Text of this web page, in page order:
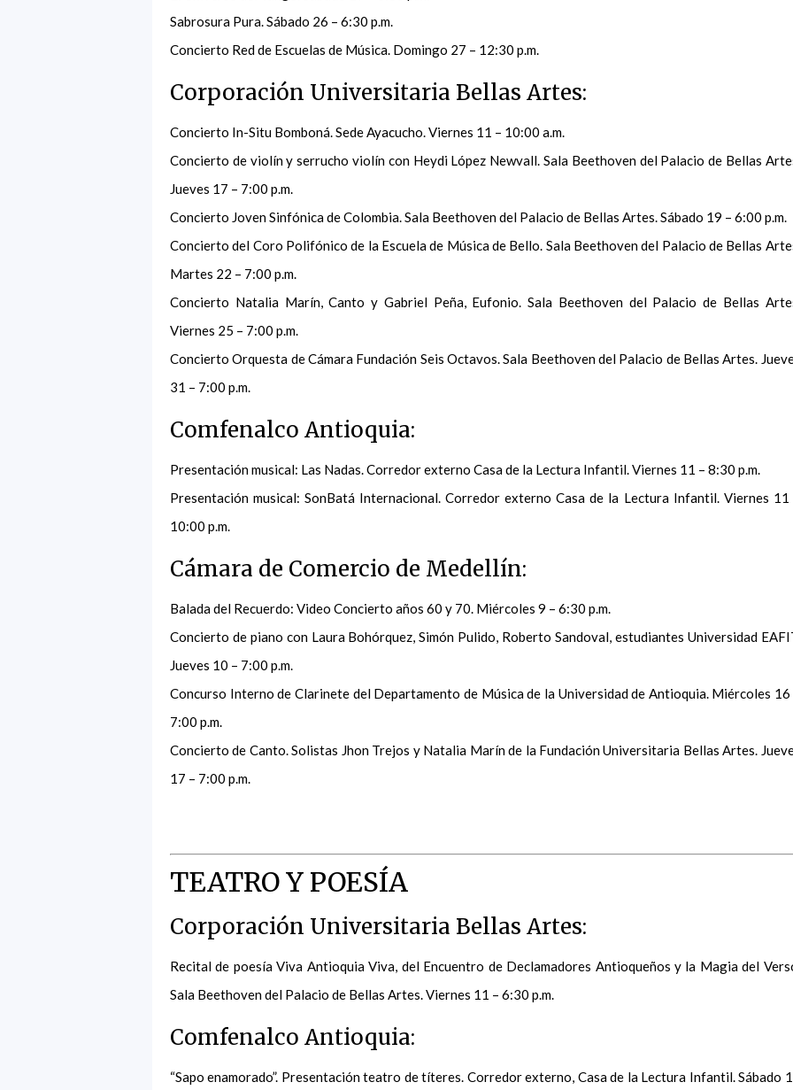
Sabrosura Pura. Sábado 26 – 6:30 p.m.
Concierto Red de Escuelas de Música. Domingo 27 – 12:30 p.m.
Corporación Universitaria Bellas Artes:
Concierto In-Situ Bomboná. Sede Ayacucho. Viernes 11 – 10:00 a.m.
Concierto de violín y serrucho violín con Heydi López Newvall. Sala Beethoven del Palacio de Bellas
Jueves 17 – 7:00 p.m.
Concierto Joven Sinfónica de Colombia. Sala Beethoven del Palacio de Bellas Artes. Sábado 19 – 6:00 p.m.
Concierto del Coro Polifónico de la Escuela de Música de Bello. Sala Beethoven del Palacio de Bellas
Martes 22 – 7:00 p.m.
Concierto Natalia Marín, Canto y Gabriel Peña, Eufonio. Sala Beethoven del Palacio de Bellas
Viernes 25 – 7:00 p.m.
Concierto Orquesta de Cámara Fundación Seis Octavos. Sala Beethoven del Palacio de Bellas Artes.
31 – 7:00 p.m.
Comfenalco Antioquia:
Presentación musical: Las Nadas. Corredor externo Casa de la Lectura Infantil. Viernes 11 – 8:30 p.m.
Presentación musical: SonBatá Internacional. Corredor externo Casa de la Lectura Infantil. Viernes 11
10:00 p.m.
Cámara de Comercio de Medellín:
Balada del Recuerdo: Video Concierto años 60 y 70. Miércoles 9 – 6:30 p.m.
Concierto de piano con Laura Bohórquez, Simón Pulido, Roberto Sandoval, estudiantes Universidad
Jueves 10 – 7:00 p.m.
Concurso Interno de Clarinete del Departamento de Música de la Universidad de Antioquia. Miércoles 16
7:00 p.m.
Concierto de Canto. Solistas Jhon Trejos y Natalia Marín de la Fundación Universitaria Bellas Artes.
17 – 7:00 p.m.
TEATRO Y POESÍA
Corporación Universitaria Bellas Artes:
Recital de poesía Viva Antioquia Viva, del Encuentro de Declamadores Antioqueños y la Magia del
Sala Beethoven del Palacio de Bellas Artes. Viernes 11 – 6:30 p.m.
Comfenalco Antioquia:
“Sapo enamorado”. Presentación teatro de títeres. Corredor externo, Casa de la Lectura Infantil. Sábado